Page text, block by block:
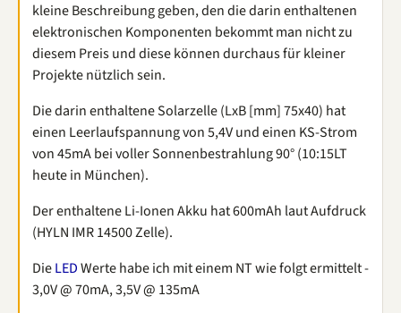
kleine Beschreibung geben, den die darin enthaltenen
elektronischen Komponenten bekommt man nicht zu
diesem Preis und diese können durchaus für kleiner
Projekte nützlich sein.
Die darin enthaltene Solarzelle (LxB [mm] 75x40) hat
einen Leerlaufspannung von 5,4V und einen KS-Strom
von 45mA bei voller Sonnenbestrahlung 90° (10:15LT
heute in München).
Der enthaltene Li-Ionen Akku hat 600mAh laut Aufdruck
(HYLN IMR 14500 Zelle).
DieLEDWerte habe ich mit einem NT wie folgt ermittelt -
3,0V @ 70mA, 3,5V @ 135mA